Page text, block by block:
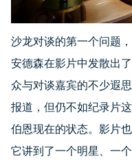
沙龙对谈的第一个问题
安德森在影片中发散出
众与对谈嘉宾的不少遐
报道，但仍不如纪录片
伯恩现在的状态。影片也
它讲到了一个明星、一